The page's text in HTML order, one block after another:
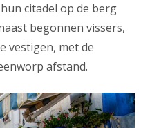
citadel op de berg
begonnen vissers,
vestigen, met de
afstand.